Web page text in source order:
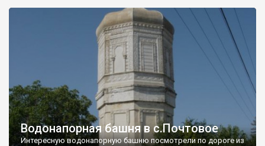
Водонапорная башня в с.Почтовое
Интересную водонапорную башню посмотрели по дороге из